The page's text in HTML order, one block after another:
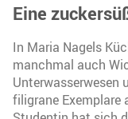
Eine
In Maria Nagels
manchmal auch
Unterwasserwesen
filigrane Exemplare